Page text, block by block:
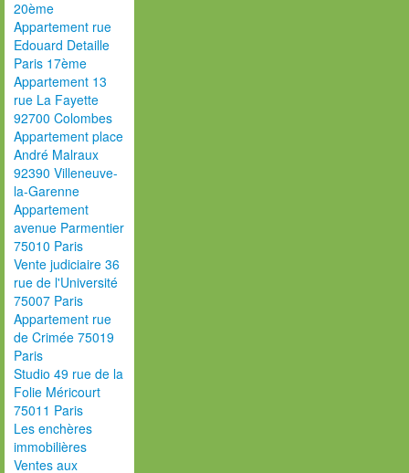
20ème
Appartement rue
Edouard Detaille
Paris 17ème
Appartement 13
rue La Fayette
92700 Colombes
Appartement place
André Malraux
92390 Villeneuve-
la-Garenne
Appartement
avenue Parmentier
75010 Paris
Vente judiciaire 36
rue de l'Université
75007 Paris
Appartement rue
de Crimée 75019
Paris
Studio 49 rue de la
Folie Méricourt
75011 Paris
Les enchères
immobilières
Ventes aux